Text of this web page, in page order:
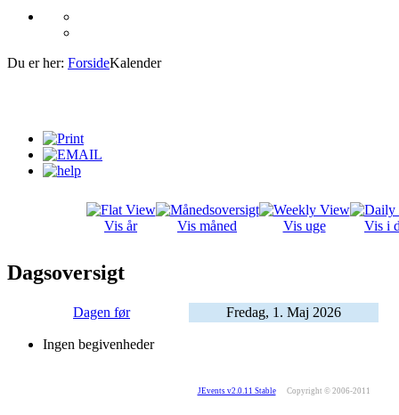
Du er her: ForsideKalender
Vis år Vis måned Vis uge Vis i
Dagsoversigt
Dagen før Fredag, 1. Maj 2026
Ingen begivenheder
JEvents v2.0.11 Stable Copyright © 2006-2011